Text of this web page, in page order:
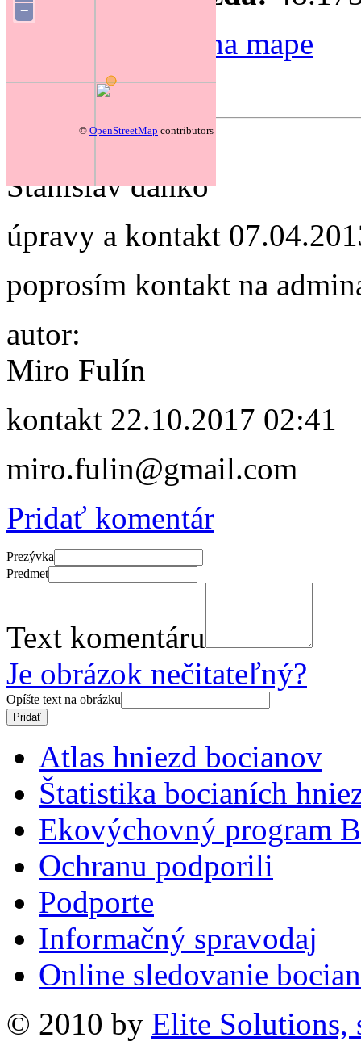
−
© OpenStreetMap contributors
Zmeniť polohu na mape
Forum
Stanislav danko
úpravy a kontakt
poprosím kontakt na
autor:
Miro Fulín
kontakt 22.10.2017 02:41
miro.fulin@gmail.com
Pridať komentár
Prezývka
Predmet
Text komentáru
Je obrázok nečitateľný?
Opíšte text na obrázku
Atlas hniezd bocianov
Štatistika bocianích
Ekovýchovný program
Ochranu podporili
Podporte
Informačný spravodaj
Online sledovanie
© 2010 by Elite Solutions,